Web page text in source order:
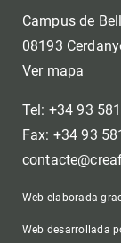
Campus de
08193
Ver mapa
Tel: +34 93
Fax: +34 93
Web elaborada
Web desarrollada